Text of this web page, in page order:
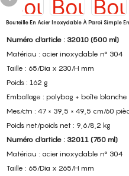
Bouteille En Acier Inoxydable À Paroi Simple
Numéro d'article : 32010 (500 ml)
Matériau : acier inoxydable n° 304
Taille : 65/Dia x 230/H mm
Poids : 162 g
Emballage : polybag + boîte blanche
Mes/ctn : 47 × 39,5 × 49,5 cm/60
Poids net/poids net : 9,6/8,2 kg
Numéro d'article : 32011 (750 ml)
Matériau : acier inoxydable n° 304
Taille : 65/Dia x 265/H mm